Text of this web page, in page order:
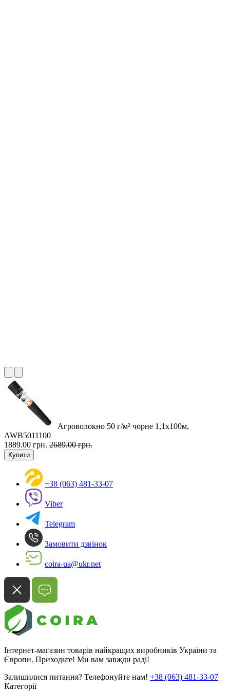
Агроволокно 50 г/м² чорне 1,1х100м,
AWB5011100
1889.00 грн. 2689.00 грн.
Купити
+38 (063) 481-33-07
Viber
Telegram
Замовити дзвінок
coira-ua@ukr.net
Інтернет-магазин товарів найкращих виробників України та
Європи. Приходьте! Ми вам завжди раді!
Залишилися питання? Телефонуйте нам! +38 (063) 481-33-07
Категорії